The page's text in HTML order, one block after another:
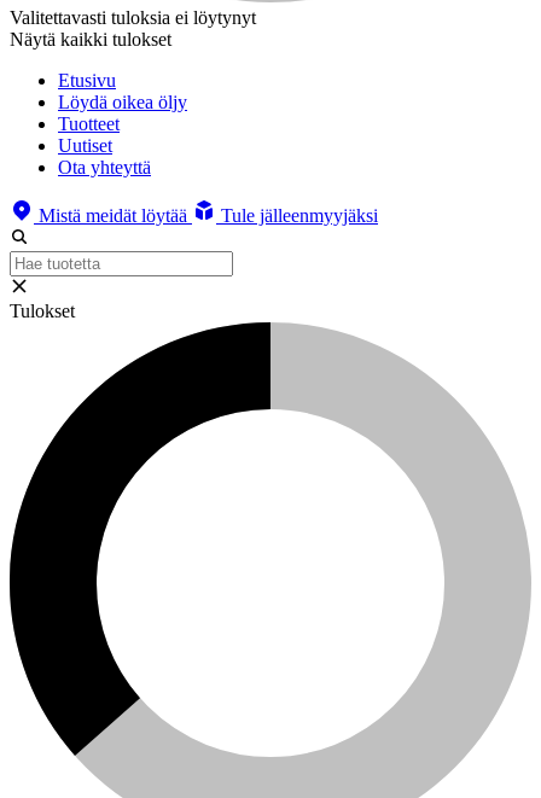
Valitettavasti tuloksia ei löytynyt
Näytä kaikki tulokset
Etusivu
Löydä oikea öljy
Tuotteet
Uutiset
Ota yhteyttä
Mistä meidät löytää Tule jälleenmyyjäksi
Tulokset